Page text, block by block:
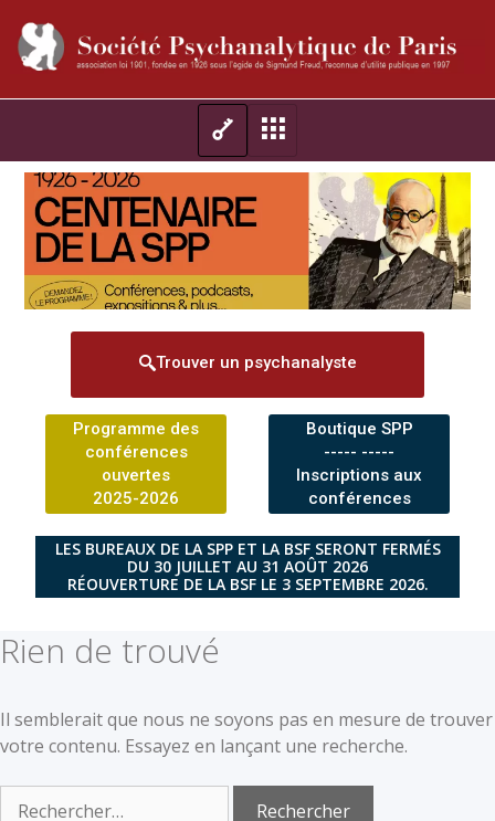
Trouver un psychanalyste
Programme des
conférences
ouvertes
2025-2026
Boutique SPP
----- -----
Inscriptions aux
conférences
LES BUREAUX DE LA SPP ET LA BSF SERONT FERMÉS
DU 30 JUILLET AU 31 AOÛT 2026
RÉOUVERTURE DE LA BSF LE 3 SEPTEMBRE 2026.
Rien de trouvé
Il semblerait que nous ne soyons pas en mesure de trouver
votre contenu. Essayez en lançant une recherche.